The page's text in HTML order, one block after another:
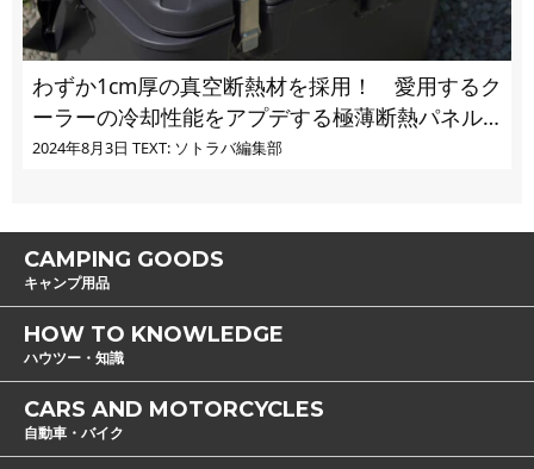
わずか1cm厚の真空断熱材を採用！ 愛用するク
ーラーの冷却性能をアプデする極薄断熱パネル
の実力とは
2024年8月3日 TEXT: ソトラバ編集部
CAMPING GOODS
キャンプ用品
HOW TO KNOWLEDGE
ハウツー・知識
CARS AND MOTORCYCLES
自動車・バイク